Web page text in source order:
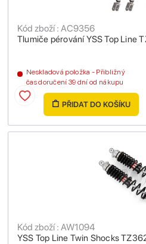
Tlumiče pérování YSS Top Line
Kód zboží : AC9356
Neskladová položka - Přibližný
čas doručení 39 dní od nákupu
PŘIDAT DO KOŠÍKU
YSS Top Line Twin Shocks
Kód zboží : AW1094